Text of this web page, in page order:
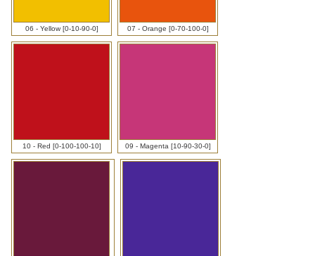
06 - Yellow [0-10-90-0] 07 - Orange [0-70-100-0]
10 - Red [0-100-100-10] 09 - Magenta [10-90-30-0]